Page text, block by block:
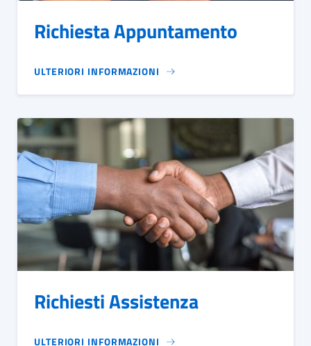
Richiesta Appuntamento
ULTERIORI INFORMAZIONI
Richiesti Assistenza
ULTERIORI INFORMAZIONI